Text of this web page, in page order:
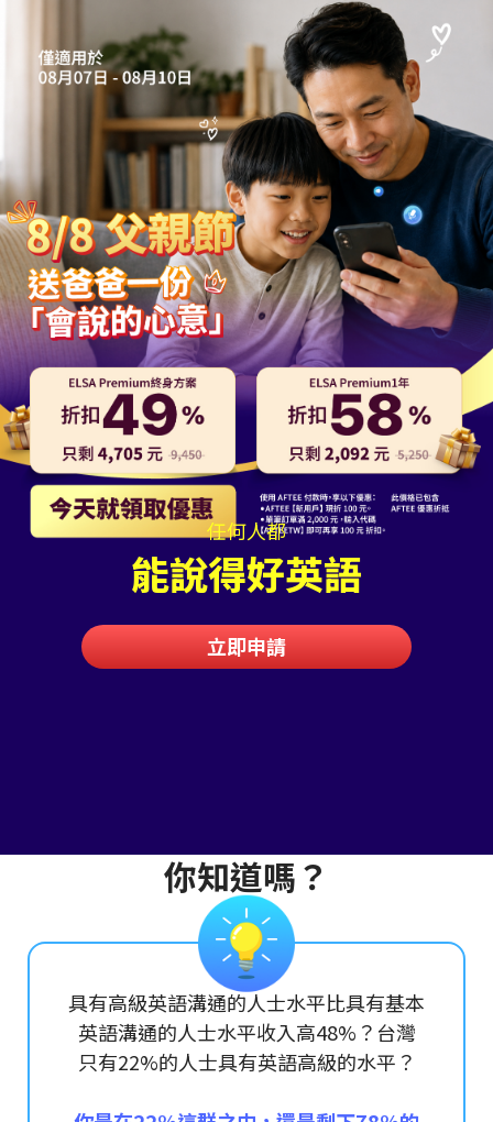
任何人都
能說得好英語
立即申請
你知道嗎？
具有高級英語溝通的人士水平比具有基本
英語溝通的人士水平收入高48%？台灣
只有22%的人士具有英語高級的水平？